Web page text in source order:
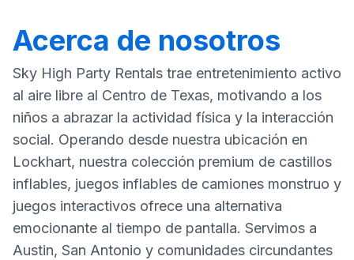
Acerca de nosotros
Sky High Party Rentals trae entretenimiento activo
al aire libre al Centro de Texas, motivando a los
niños a abrazar la actividad física y la interacción
social. Operando desde nuestra ubicación en
Lockhart, nuestra colección premium de castillos
inflables, juegos inflables de camiones monstruo y
juegos interactivos ofrece una alternativa
emocionante al tiempo de pantalla. Servimos a
Austin, San Antonio y comunidades circundantes